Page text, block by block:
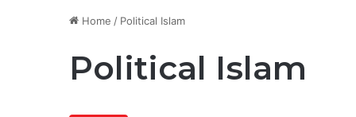
Home / Political Islam
Political Islam